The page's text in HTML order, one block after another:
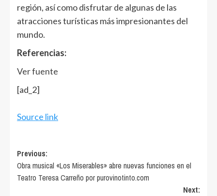
región, así como disfrutar de algunas de las
atracciones turísticas más impresionantes del
mundo.
Referencias:
Ver fuente
[ad_2]
Source link
Post
navigation
Previous:
Obra musical «Los Miserables» abre nuevas funciones en el
Teatro Teresa Carreño por purovinotinto.com
Next: